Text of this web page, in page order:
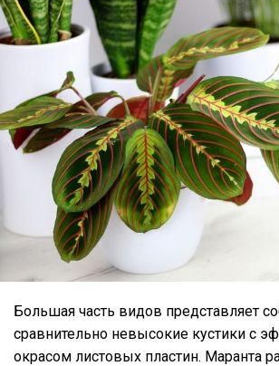
Большая часть видов представляет
сравнительно невысокие кустики с
окрасом листовых пластин. Маранта